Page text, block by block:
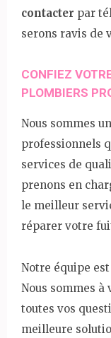
contacter par
serons ravis de
CONFIEZ
PLOMBIERS
Nous sommes
professionnels
services de
prenons en
le meilleur
réparer votre
Notre équipe
Nous sommes
toutes vos
meilleure